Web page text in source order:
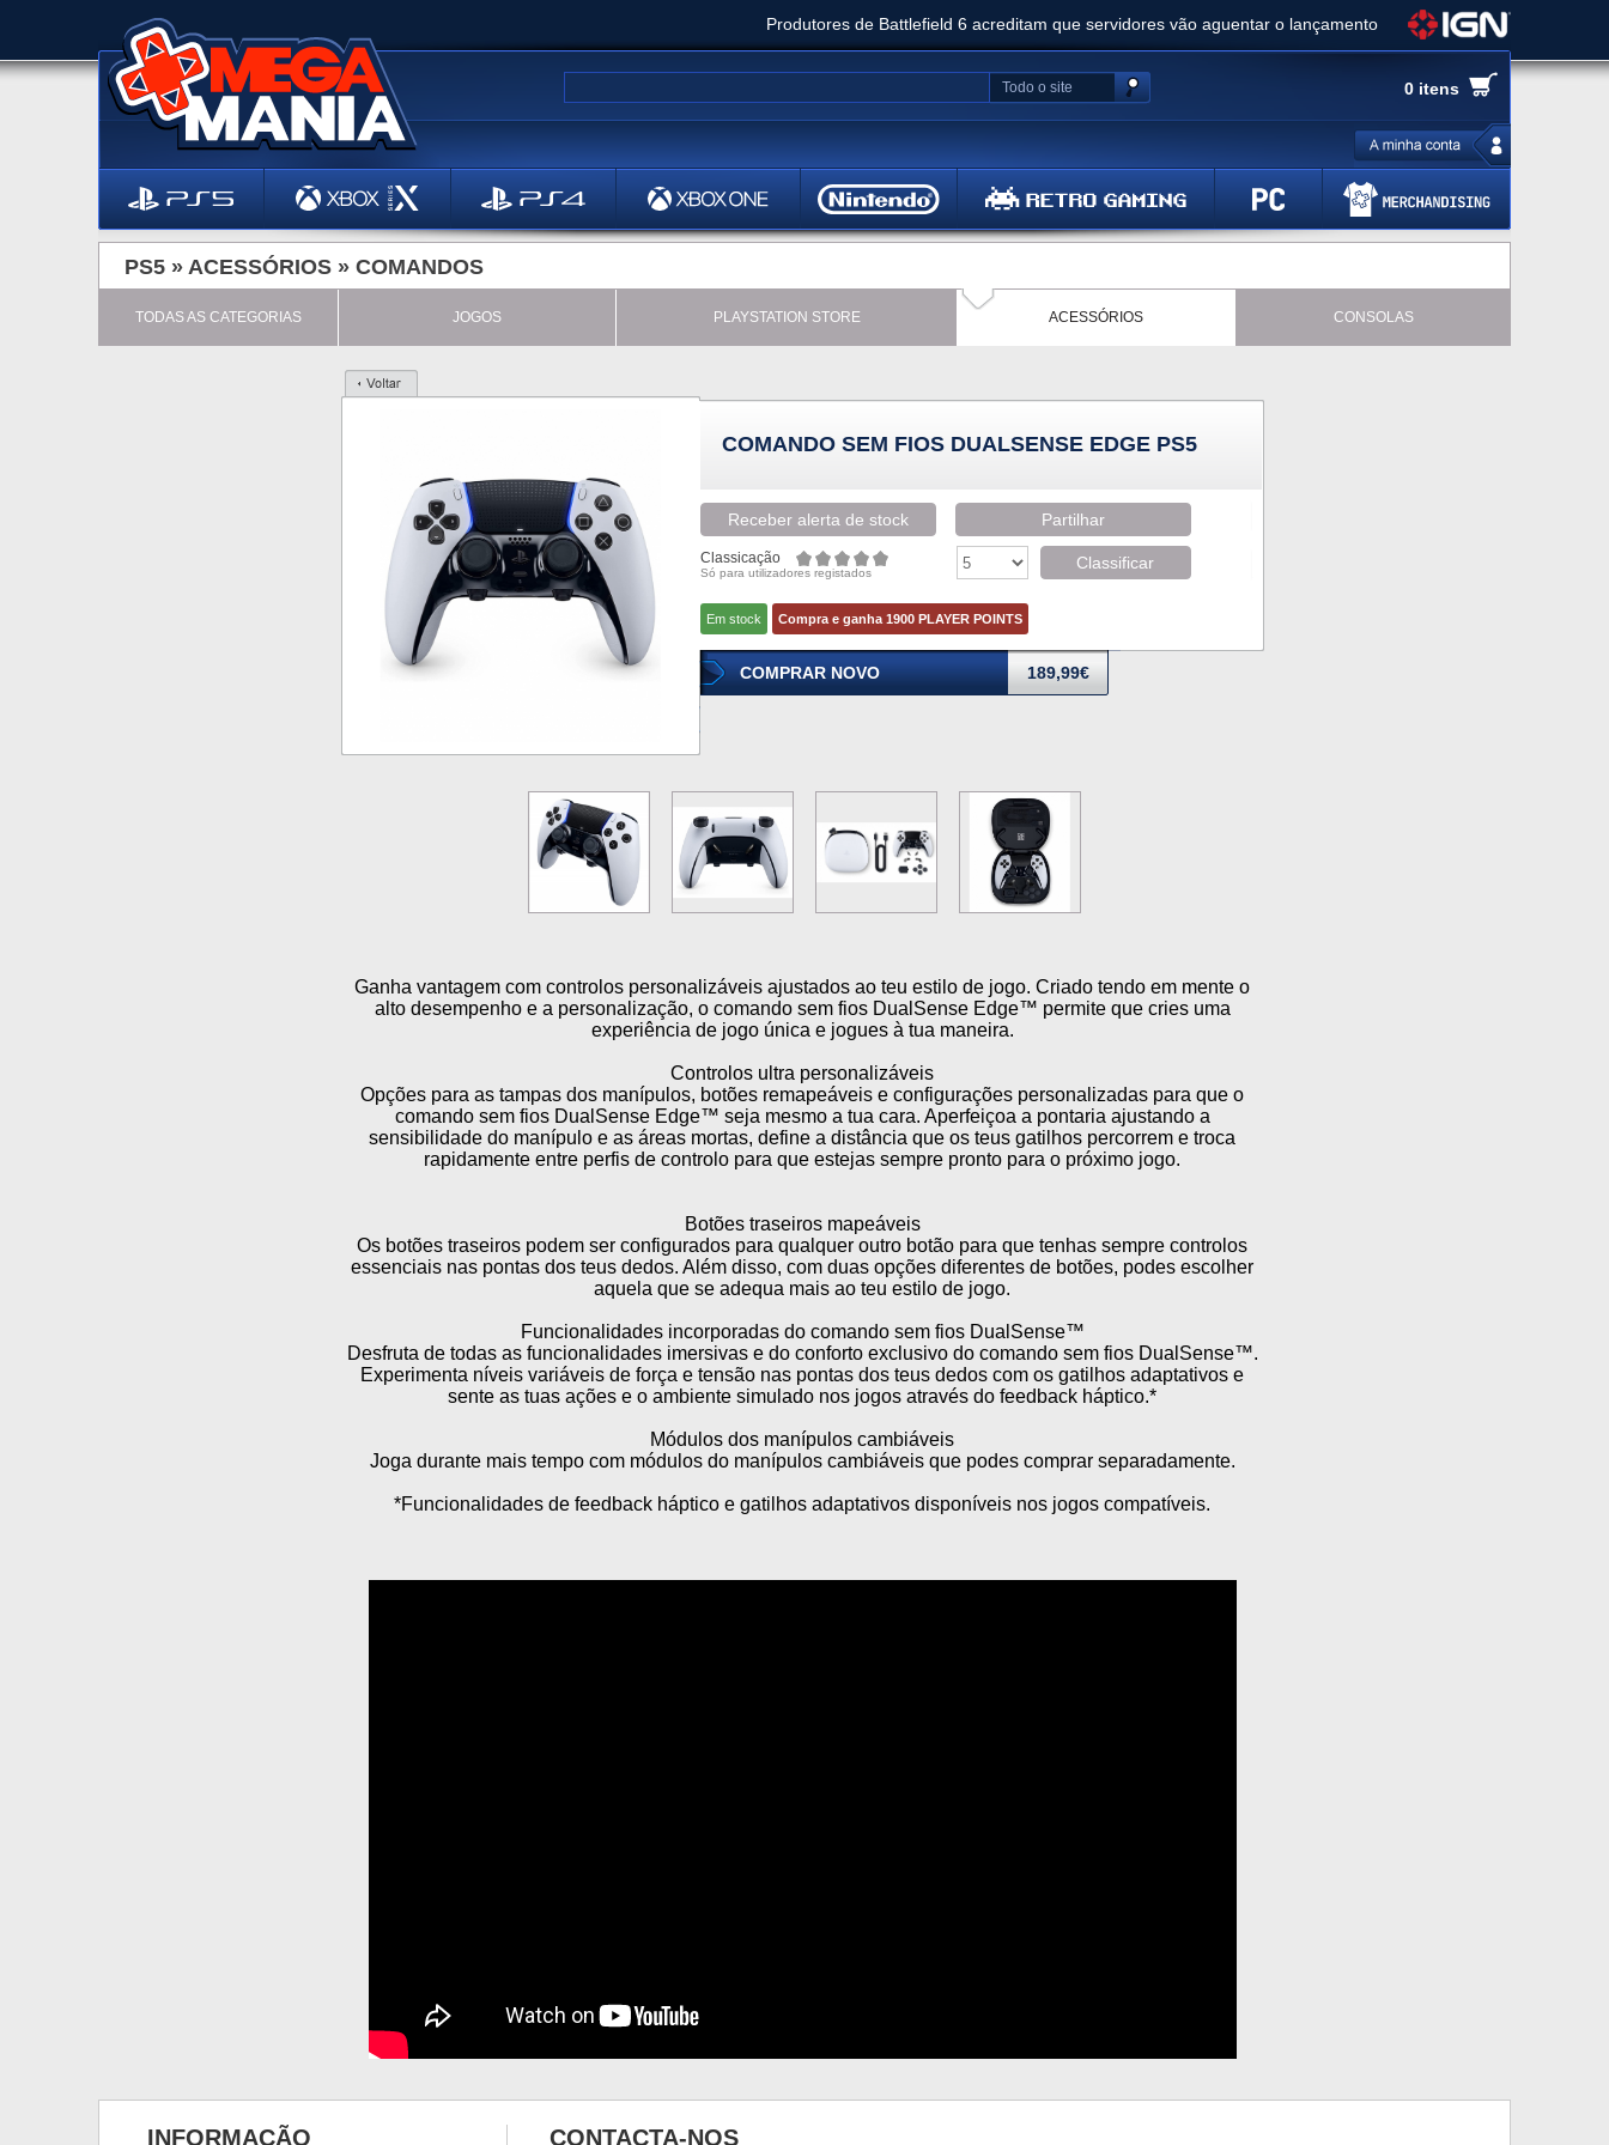
Produtores de Battlefield 6 acreditam que servidores vão aguentar o lançamento
Clair Obscur: Expedition 33 já vendeu 5 milhões de cópias e vai receber novo conteúdo
Ghost of Yotei - Análise
Metal Gear Solid Delta: Snake Eater - Análise
Bethesda anuncia livestream para o Fallout Day
0 itens
Todo o site
PS5 » ACESSÓRIOS » COMANDOS
TODAS AS CATEGORIAS JOGOS PLAYSTATION STORE ACESSÓRIOS CONSOLAS
COMANDO SEM FIOS DUALSENSE EDGE PS5
Receber alerta de stock Partilhar
Classicação
Só para utilizadores registados
Classificar
Em stock Compra e ganha 1900 PLAYER POINTS
COMPRAR NOVO 189,99€
Ganha vantagem com controlos personalizáveis ajustados ao teu estilo de jogo. Criado tendo em mente o
alto desempenho e a personalização, o comando sem fios DualSense Edge™ permite que cries uma
experiência de jogo única e jogues à tua maneira.
Controlos ultra personalizáveis
Opções para as tampas dos manípulos, botões remapeáveis e configurações personalizadas para que o
comando sem fios DualSense Edge™ seja mesmo a tua cara. Aperfeiçoa a pontaria ajustando a
sensibilidade do manípulo e as áreas mortas, define a distância que os teus gatilhos percorrem e troca
rapidamente entre perfis de controlo para que estejas sempre pronto para o próximo jogo.
Botões traseiros mapeáveis
Os botões traseiros podem ser configurados para qualquer outro botão para que tenhas sempre controlos
essenciais nas pontas dos teus dedos. Além disso, com duas opções diferentes de botões, podes escolher
aquela que se adequa mais ao teu estilo de jogo.
Funcionalidades incorporadas do comando sem fios DualSense™
Desfruta de todas as funcionalidades imersivas e do conforto exclusivo do comando sem fios DualSense™.
Experimenta níveis variáveis de força e tensão nas pontas dos teus dedos com os gatilhos adaptativos e
sente as tuas ações e o ambiente simulado nos jogos através do feedback háptico.*
Módulos dos manípulos cambiáveis
Joga durante mais tempo com módulos do manípulos cambiáveis que podes comprar separadamente.
*Funcionalidades de feedback háptico e gatilhos adaptativos disponíveis nos jogos compatíveis.
INFORMAÇÃO CONTACTA-NOS